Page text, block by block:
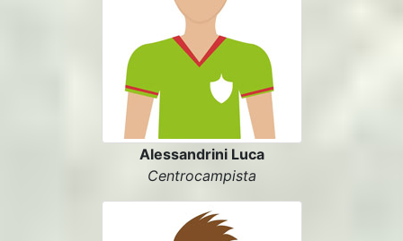
Alessandrini Luca
Centrocampista